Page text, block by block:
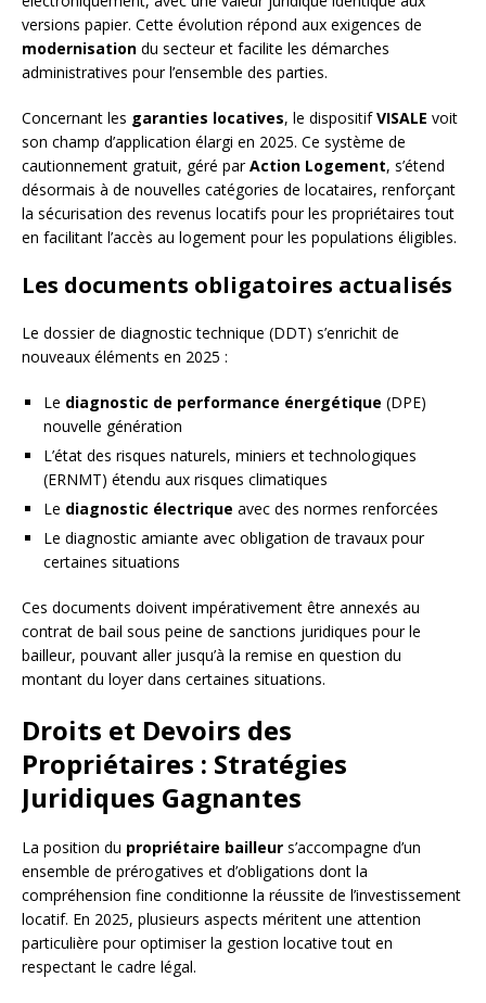
versions papier. Cette évolution répond aux exigences de
modernisation du secteur et facilite les démarches
administratives pour l’ensemble des parties.
Concernant les garanties locatives, le dispositifVISALE voit
son champ d’application élargi en 2025. Ce système de
cautionnement gratuit, géré parAction Logement, s’étend
désormais à de nouvelles catégories de locataires, renforçant
la sécurisation des revenus locatifs pour les propriétaires tout
en facilitant l’accès au logement pour les populations éligibles.
Les documents obligatoires actualisés
Le dossier de diagnostic technique (DDT) s’enrichit de
nouveaux éléments en 2025 :
Le diagnostic de performance énergétique (DPE)
nouvelle génération
L’état des risques naturels, miniers et technologiques
(ERNMT) étendu aux risques climatiques
Le diagnostic électrique avec des normes renforcées
Le diagnostic amiante avec obligation de travaux pour
certaines situations
Ces documents doivent impérativement être annexés au
contrat de bail sous peine de sanctions juridiques pour le
bailleur, pouvant aller jusqu’à la remise en question du
montant du loyer dans certaines situations.
Droits et Devoirs des
Propriétaires : Stratégies
Juridiques Gagnantes
La position du propriétaire bailleur s’accompagne d’un
ensemble de prérogatives et d’obligations dont la
compréhension fine conditionne la réussite de l’investissement
locatif. En 2025, plusieurs aspects méritent une attention
particulière pour optimiser la gestion locative tout en
respectant le cadre légal.